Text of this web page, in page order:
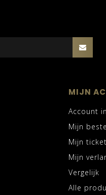
MIJN
Account
Mijn
Mijn
Mijn
Vergelijk
Alle